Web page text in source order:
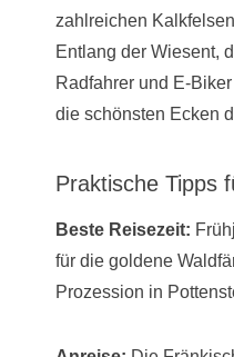
zahlreichen
Entlang der Wiesent,
Radfahrer und E-
die schönsten Ecken
Praktische Tipps
Beste Reisezeit:
für die goldene
Prozession in